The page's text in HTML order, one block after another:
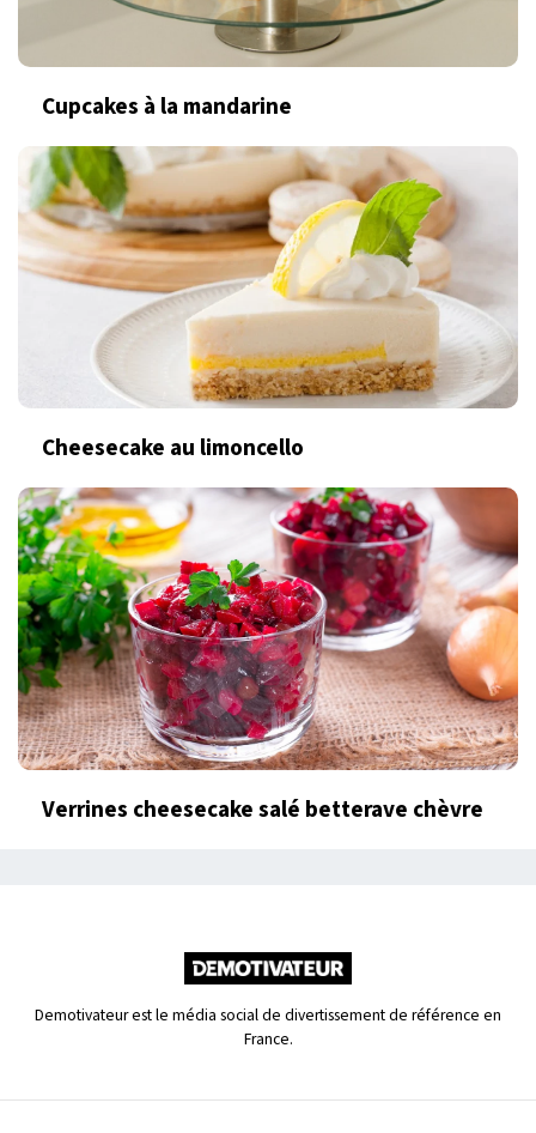
Cupcakes à la mandarine
Cheesecake au limoncello
Verrines cheesecake salé betterave chèvre
Demotivateur est le média social de divertissement de référence en
France.